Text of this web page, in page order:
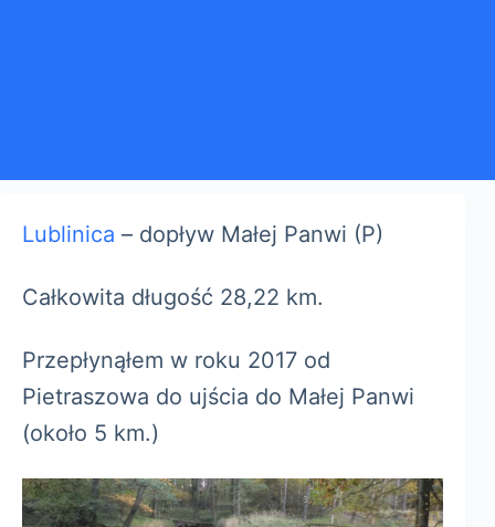
Lublinica – dopływ Małej Panwi (P)
Całkowita długość 28,22 km.
Przepłynąłem w roku 2017 od
Pietraszowa do ujścia do Małej Panwi
(około 5 km.)